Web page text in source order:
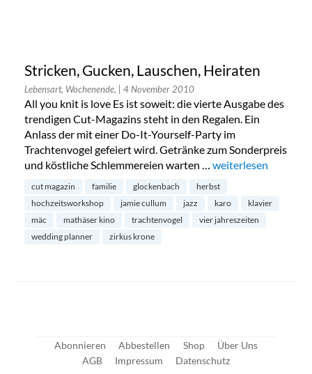
Stricken, Gucken, Lauschen, Heiraten
Lebensart, Wochenende, | 4 November 2010
All you knit is love Es ist soweit: die vierte Ausgabe des
trendigen Cut-Magazins steht in den Regalen. Ein
Anlass der mit einer Do-It-Yourself-Party im
Trachtenvogel gefeiert wird. Getränke zum Sonderpreis
und köstliche Schlemmereien warten … „Stricken, Gucken,
weiterlesen
cut magazin familie glockenbach
herbst
hochzeitsworkshop
jamie cullum jazz karo
klavier
mäc
mathäser kino trachtenvogel
vier jahreszeiten
wedding planner
zirkus krone
Abonnieren Abbestellen Shop
Über Uns
AGB
Impressum Datenschutz